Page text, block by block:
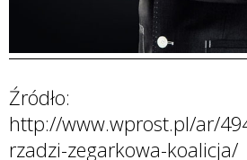
Źródło:
http://www.wprost.pl/ar/
rzadzi-zegarkowa-koalicja/